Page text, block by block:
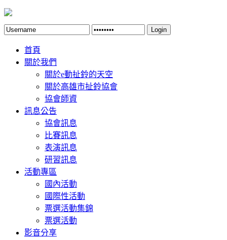
Login
首頁
關於我們
關於e動扯鈴的天空
關於高雄市扯鈴協會
協會師資
訊息公告
協會訊息
比賽訊息
表演訊息
研習訊息
活動專區
國內活動
國際性活動
票選活動集錦
票選活動
影音分享